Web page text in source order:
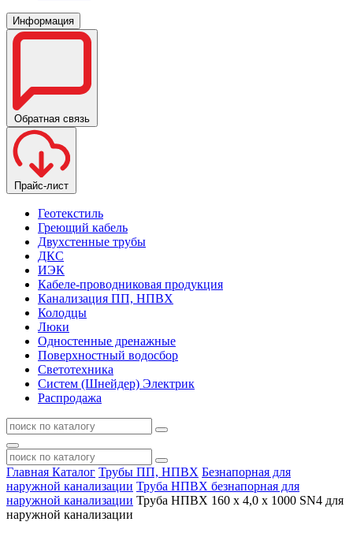
Информация
Обратная связь
Прайс-лист
Геотекстиль
Греющий кабель
Двухстенные трубы
ДКС
ИЭК
Кабеле-проводниковая продукция
Канализация ПП, НПВХ
Колодцы
Люки
Одностенные дренажные
Поверхностный водосбор
Светотехника
Систем (Шнейдер) Электрик
Распродажа
Главная Каталог Трубы ПП, НПВХ Безнапорная для
наружной канализации Труба НПВХ безнапорная для
наружной канализации Труба НПВХ 160 х 4,0 х 1000 SN4 для
наружной канализации